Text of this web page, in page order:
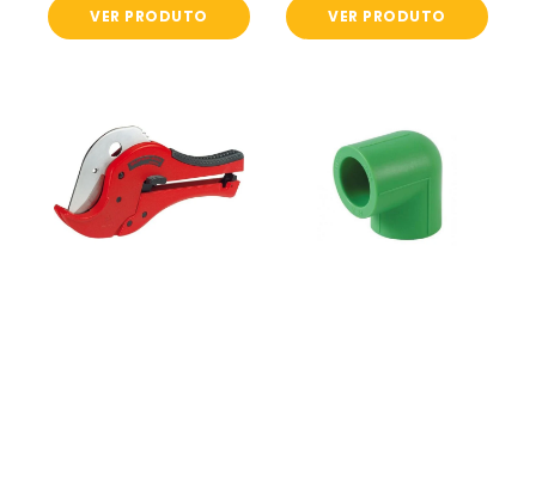
VER PRODUTO VER PRODUTO
R
Aço
-
Tubo
PPR